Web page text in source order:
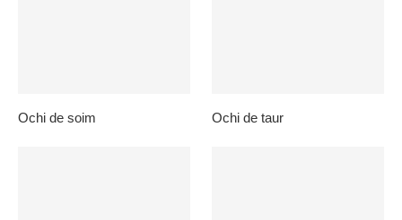
Ochi de soim Ochi de taur